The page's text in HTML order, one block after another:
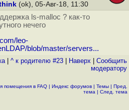
(ok), 05-Авг-18, 11:30
ls-malloc ? как-то
нечего
leo-
blob/master/servers...
| ^ к родителю #23 Наверх
Cообщить
модератору
помещения в FAQ | Индекс форумов | Темы | Пред.
тема | След. тема